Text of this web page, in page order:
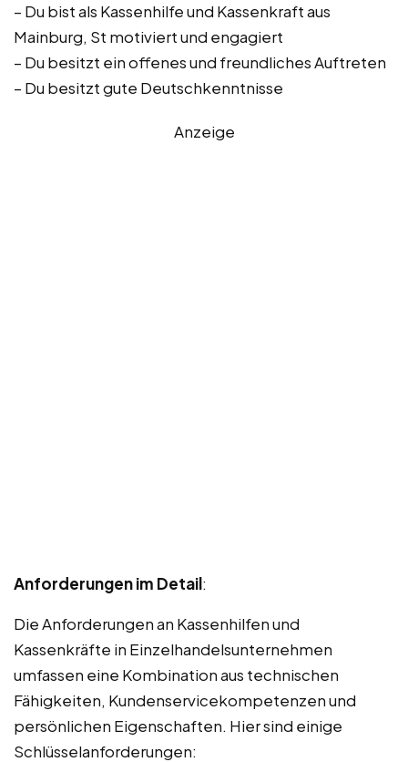
– Du bist als Kassenhilfe und Kassenkraft aus
Mainburg, St motiviert und engagiert
– Du besitzt ein offenes und freundliches Auftreten
– Du besitzt gute Deutschkenntnisse
Anzeige
Anforderungen im Detail:
Die Anforderungen an Kassenhilfen und
Kassenkräfte in Einzelhandelsunternehmen
umfassen eine Kombination aus technischen
Fähigkeiten, Kundenservicekompetenzen und
persönlichen Eigenschaften. Hier sind einige
Schlüsselanforderungen: